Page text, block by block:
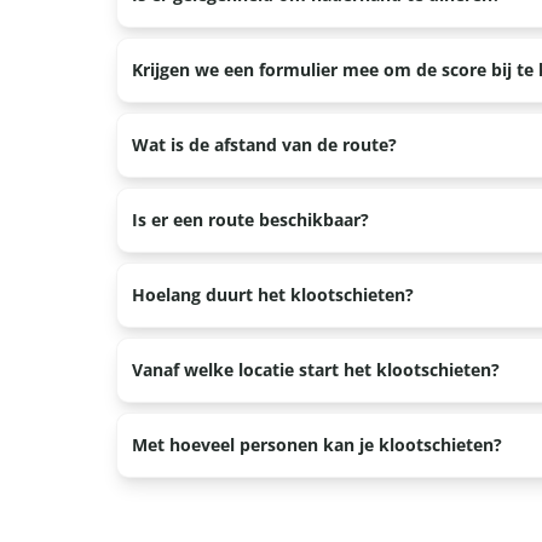
Ja, bij alle locaties hebben wij contacten met
Krijgen we een formulier mee om de score bij te
Ja, je krijgt van ons een scoreformulier mee
Wat is de afstand van de route?
De route is ongeveer 3,5 km lang.
Is er een route beschikbaar?
Ja, je krijgt van ons de speluitleg en daarbij een
Hoelang duurt het klootschieten?
Het klootschieten duurt 1,5 uur, maar u mag de
Vanaf welke locatie start het klootschieten?
De startlocatie van het klootschieten is bij de
Met hoeveel personen kan je klootschieten?